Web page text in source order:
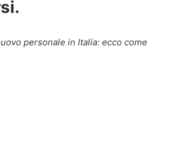
personale in Italia: ecco come